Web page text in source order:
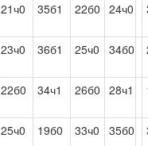
21ч0 35б1 22б0 24ч0
23ч0 36б1 25ч0 34б0
22б0 34ч1 26б0 28ч1
25ч0 19б0 33ч0 35б0